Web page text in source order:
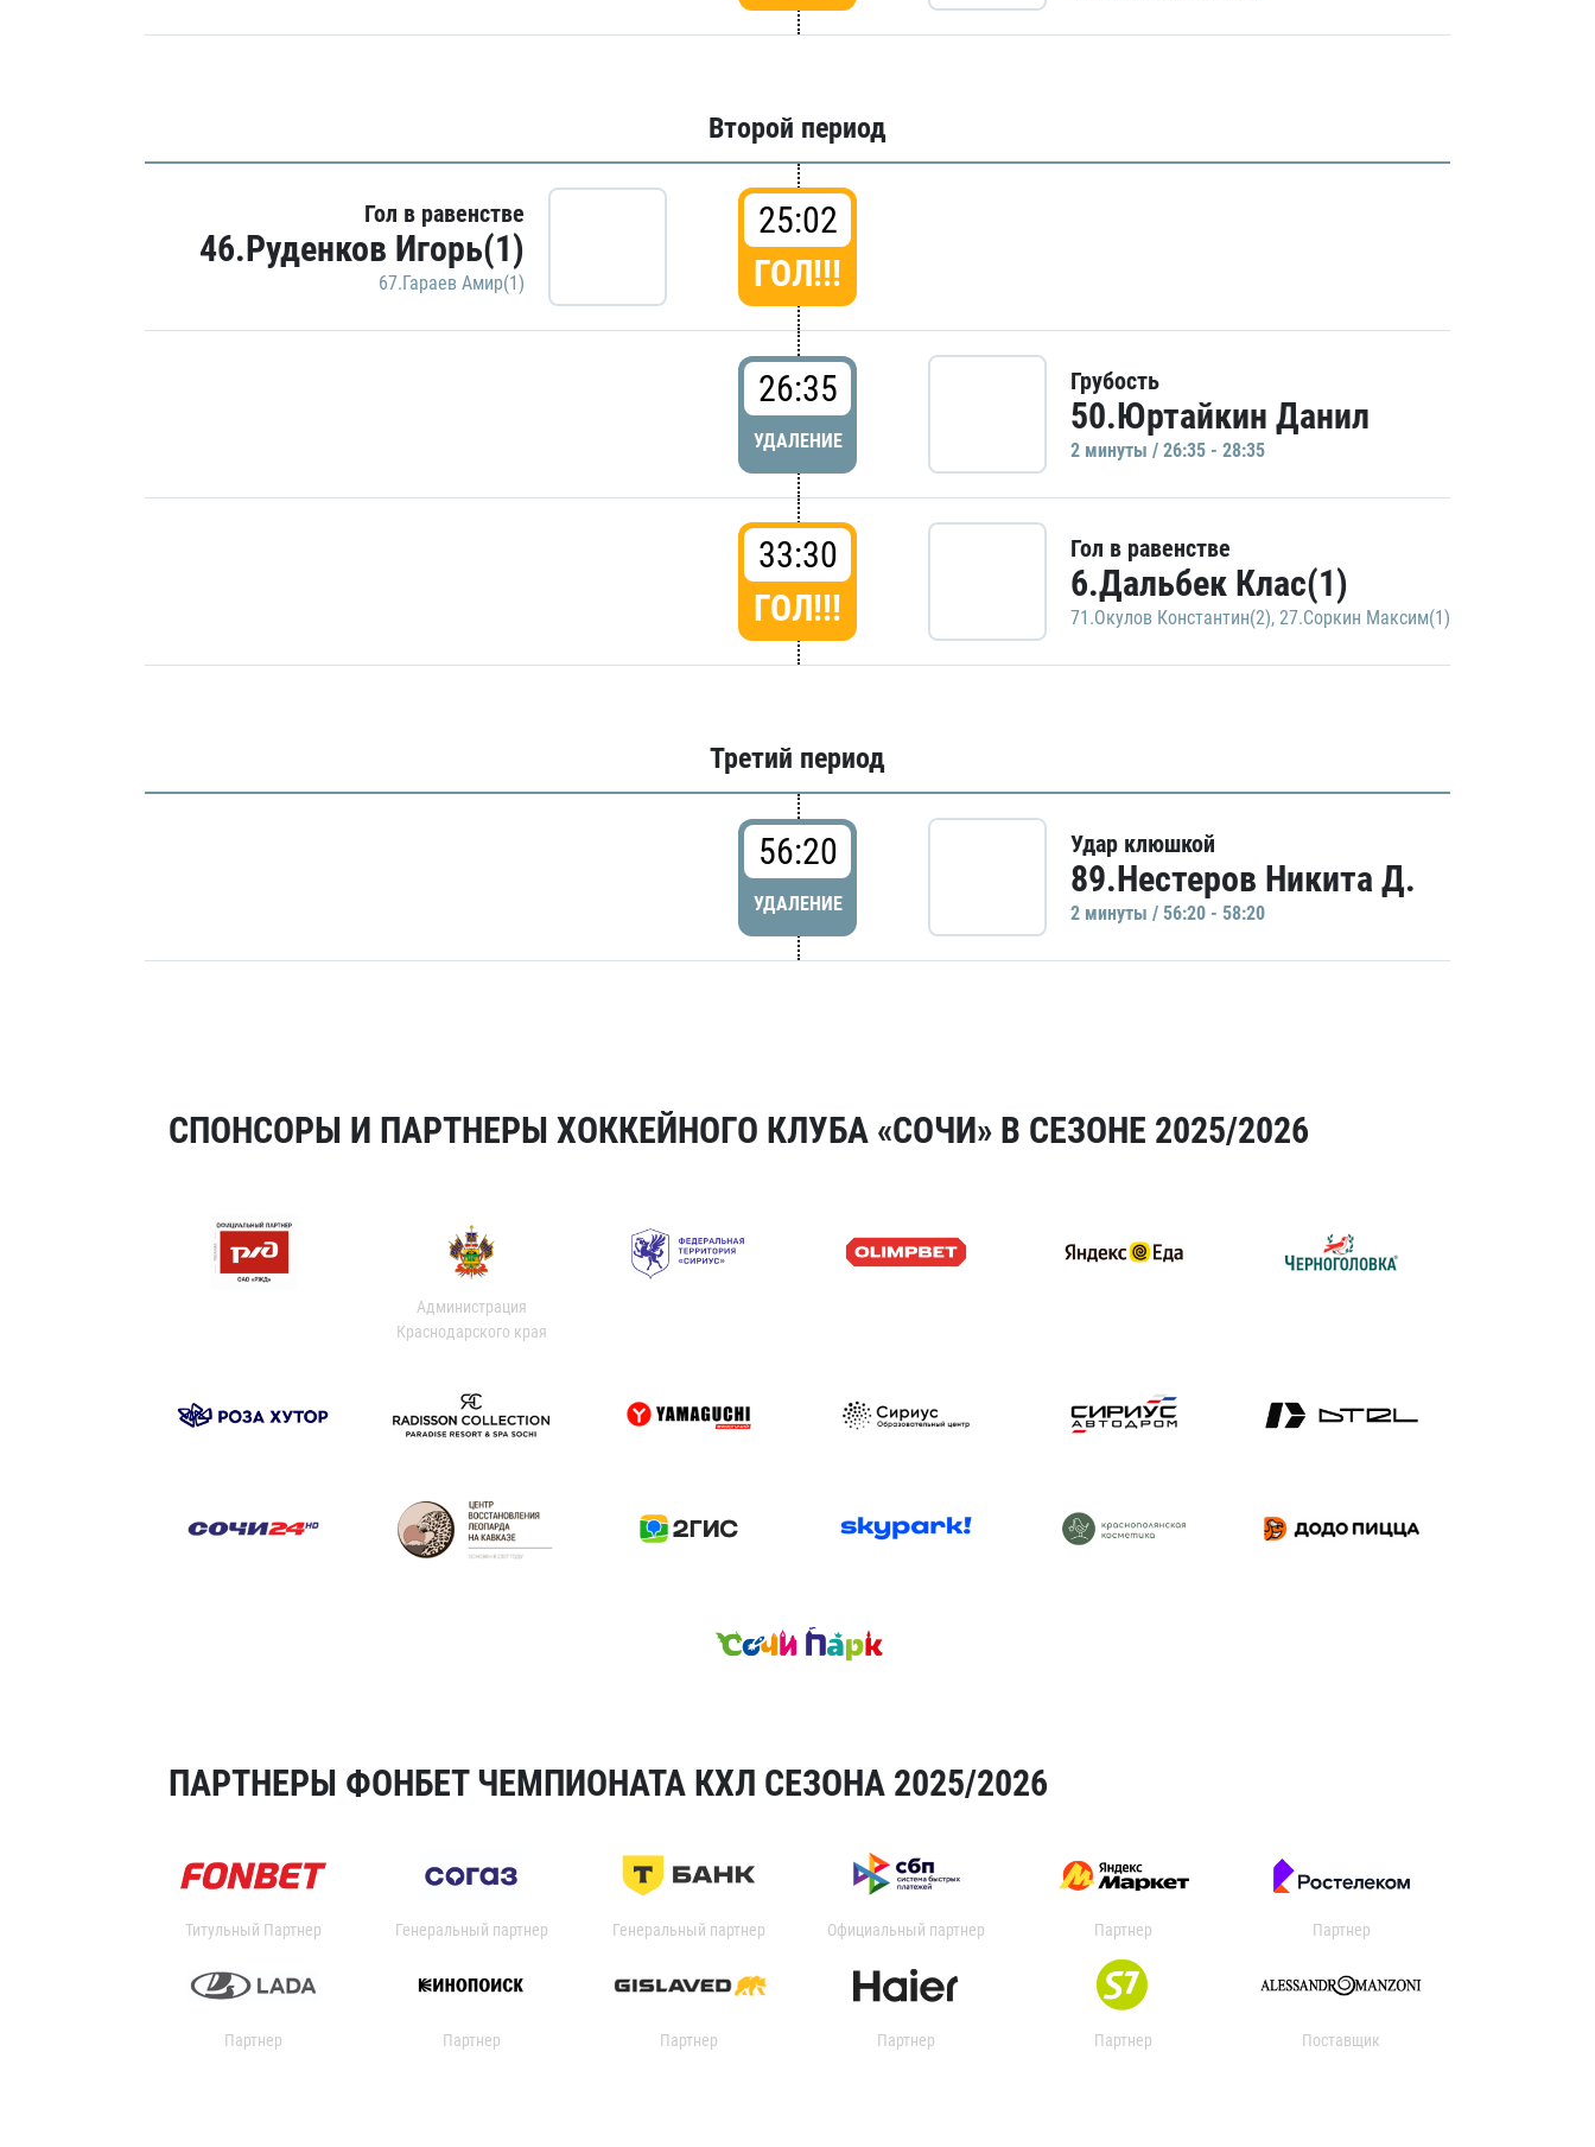
Второй период
Гол в равенстве
46.Руденков Игорь(1)
67.Гараев Амир(1)
25:02
ГОЛ!!!
26:35
УДАЛЕНИЕ
Грубость
50.Юртайкин Данил
2 минуты / 26:35 - 28:35
33:30
ГОЛ!!!
Гол в равенстве
6.Дальбек Клас(1)
71.Окулов Константин(2), 27.Соркин Максим(1)
Третий период
56:20
УДАЛЕНИЕ
Удар клюшкой
89.Нестеров Никита Д.
2 минуты / 56:20 - 58:20
СПОНСОРЫ И ПАРТНЕРЫ ХОККЕЙНОГО КЛУБА «СОЧИ» В СЕЗОНЕ 2025/2026
Администрация
Краснодарского края
ПАРТНЕРЫ ФОНБЕТ ЧЕМПИОНАТА КХЛ СЕЗОНА 2025/2026
Титульный Партнер Генеральный партнер Генеральный партнер Официальный партнер Партнер Партнер
Партнер Партнер Партнер Партнер Партнер Поставщик